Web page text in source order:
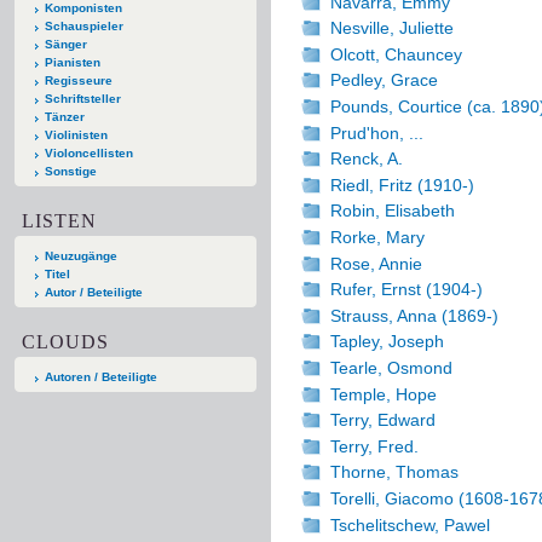
Komponisten
Schauspieler
Sänger
Pianisten
Regisseure
Schriftsteller
Tänzer
Violinisten
Violoncellisten
Sonstige
LISTEN
Neuzugänge
Titel
Autor / Beteiligte
CLOUDS
Autoren / Beteiligte
Nesville, Juliette
Olcott, Chauncey
Pedley, Grace
Pounds, Courtice (ca.
Prud'hon, ...
Renck, A.
Riedl, Fritz (1910-)
Robin, Elisabeth
Rorke, Mary
Rose, Annie
Rufer, Ernst (1904-)
Strauss, Anna (1869-)
Tapley, Joseph
Tearle, Osmond
Temple, Hope
Terry, Edward
Terry, Fred.
Thorne, Thomas
Torelli, Giacomo (1608-
Tschelitschew, Pawel